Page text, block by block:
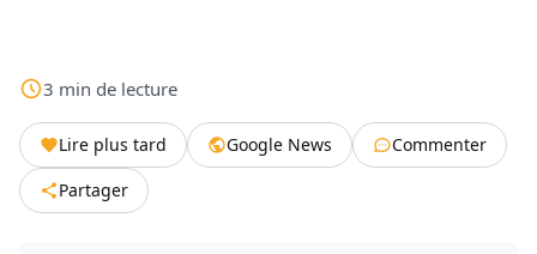
3 min de lecture
Lire plus tard Google News
Commenter
Partager